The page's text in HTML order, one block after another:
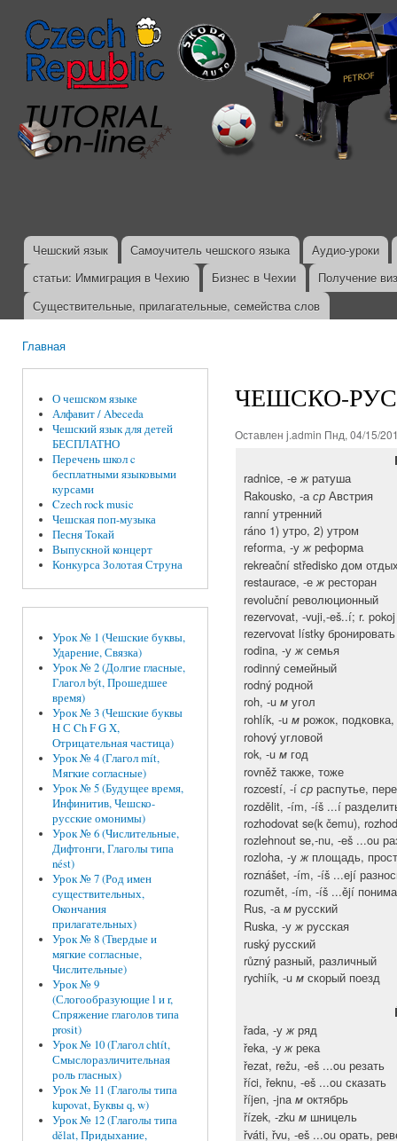
Главное меню
Чешский язык Самоучитель чешского языка
Аудио-уроки
статьи: Иммиграция в Чехию
Бизнес в Чехии
Получение
Существительные, прилагательные, семейства слов
Главная
О чешском языке
Алфавит / Abeceda
Чешский язык для детей
БЕСПЛАТНО
Перечень школ c
бесплатными языковыми
курсами
Czech rock music
Чешская поп-музыка
Песня Токай
Выпускной концерт
Конкурса Золотая Струна
Урок № 1 (Чешские буквы,
Ударение, Связка)
Урок № 2 (Долгие гласные,
Глагол být, Прошедшее
время)
Урок № 3 (Чешские буквы
H С Ch F G X,
Отрицательная частица)
Урок № 4 (Глагол mít,
Мягкие согласные)
Урок № 5 (Будущее время,
Инфинитив, Чешско-
русские омонимы)
Урок № 6 (Числительные,
Дифтонги, Глаголы типа
nést)
Урок № 7 (Род имен
существительных,
Окончания
прилагательных)
Урок № 8 (Твердые и
мягкие согласные,
Числительные)
Урок № 9
(Слогообразующие l и r,
Спряжение глаголов типа
prosit)
Урок № 10 (Глагол chtít,
Смыслоразличительная
роль гласных)
Урок № 11 (Глаголы типа
kupovat, Буквы q, w)
Урок № 12 (Глаголы типа
dělat, Придыхание,
ЧЕШСКО-
Оставлен j.admin Пнд, 04/15/
radnice, -eж ратуша
Rakousko, -аср Австрия
ranní утренний
ráno 1) утро, 2) утром
reforma, -уж реформа
rekreační středisko дом
restaurace, -еж ресторан
revoluční революционный
rezervovat, -vuji,-eš..í; r.
rezervovat lístky
rodina, -уж семья
rodinný семейный
rodný родной
roh, -u м угол
rohlík, -u м рожок,
rohový угловой
rok, -u м год
rovněž также, тоже
rozcestí, -í ср распутье,
rozdělit, -ím, -íš ...í
rozhodovat se(k čemu),
rozlehnout se,-nu, -eš ...ou
rozloha, -уж площадь,
roznášet, -ím, -íš ...ejí
rozumět, -ím, -íš ...ějí
Rus, -ам русский
Ruska, -уж русская
ruský русский
různý разный, различный
rychiík, -u м скорый поезд
řada, -уж ряд
řeka, -yж река
řezat, režu, -eš ...ou резать
říci, řeknu, -eš ...ou сказать
říjen, -jna м октябрь
řízek, -zku м шницель
řváti, řvu, -eš ...ou орать,